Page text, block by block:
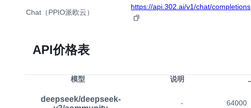
Chat（PPIO派欧云）
https://api.302.ai/v1/chat/completions
API价格表
模型 说明
deepseek/deepseek-
- 64000